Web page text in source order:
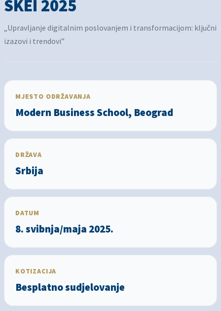
SKEI 2025
„Upravljanje digitalnim poslovanjem i transformacijom: ključni
izazovi i trendovi”
MJESTO ODRŽAVANJA
Modern Business School, Beograd
DRŽAVA
Srbija
DATUM
8. svibnja/maja 2025.
KOTIZACIJA
Besplatno sudjelovanje